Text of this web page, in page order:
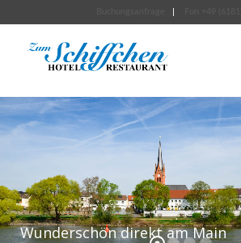
Wunderschön direkt am Main